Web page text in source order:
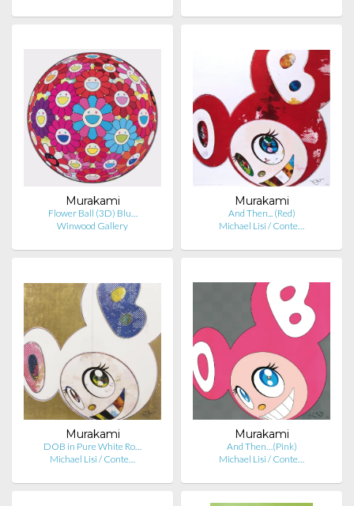
Murakami
Flower Ball (3D) Blu…
Winwood Gallery
Murakami
And Then... (Red)
Michael Lisi / Conte…
Murakami
DOB in Pure White Ro…
Michael Lisi / Conte…
Murakami
And Then…(Pink)
Michael Lisi / Conte…